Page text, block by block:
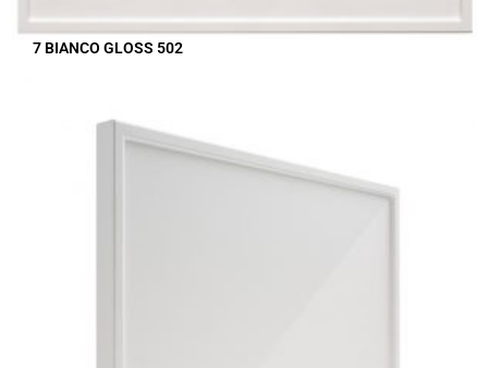
7 BIANCO GLOSS 502